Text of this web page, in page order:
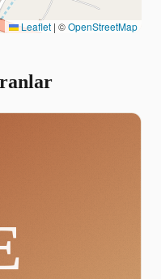
Leaflet | ©OpenStreetMap